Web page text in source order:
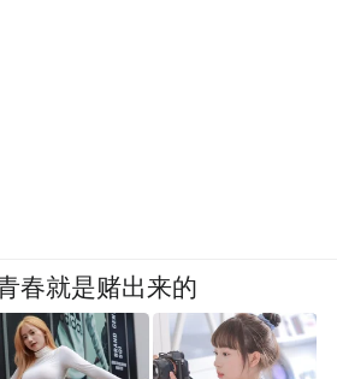
春就是赌出来的